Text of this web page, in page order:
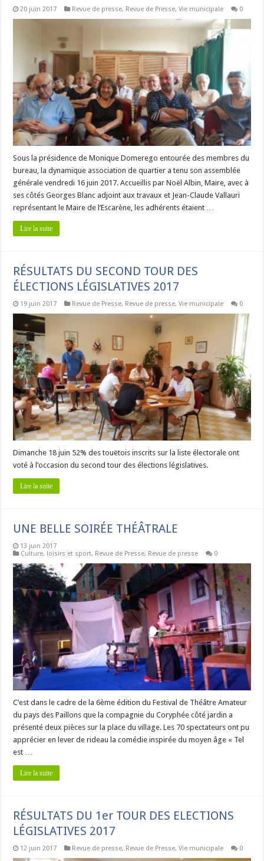
20 juin 2017 Revue de presse, Revue de Presse,Vie municipale 0
Sous la présidence de Monique Domerego entourée des membres du
bureau, la dynamique association de quartier a tenu son assemblée
générale vendredi 16 juin 2017. Accueillis par Noël Albin, Maire, avec à
ses côtés Georges Blanc adjoint aux travaux et Jean-Claude Vallauri
représentant le Maire de l’Escarène, les adhérents étaient …
Lire la suite
RÉSULTATS DU SECOND TOUR DES
ÉLECTIONS LÉGISLATIVES 2017
19 juin 2017 Revue de Presse, Revue de presse,Vie municipale 0
Dimanche 18 juin 52% des touëtois inscrits sur la liste électorale ont
voté à l’occasion du second tour des élections législatives.
Lire la suite
UNE BELLE SOIRÉE THÉÂTRALE
13 juin 2017
Culture, loisirs et sport, Revue de Presse, Revue de presse 0
C’est dans le cadre de la 6ème édition du Festival de Théâtre Amateur
du pays des Paillons que la compagnie du Coryphée côté jardin a
présenté deux pièces sur la place du village. Les 70 spectateurs ont pu
apprécier en lever de rideau la comédie inspirée du moyen âge « Tel
est …
Lire la suite
RÉSULTATS DU 1er TOUR DES ELECTIONS
LÉGISLATIVES 2017
12 juin 2017 Revue de presse, Revue de Presse,Vie municipale 0